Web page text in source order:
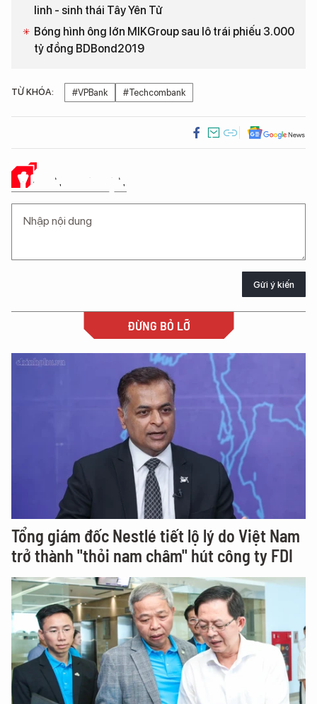
linh - sinh thái Tây Yên Tử
Bóng hình ông lớn MIKGroup sau lô trái phiếu 3.000
tỷ đồng BDBond2019
TỪ KHÓA: #VPBank #Techcombank
Ý KIẾN CỦA BẠN
Gửi ý kiến
ĐỪNG BỎ LỠ
Tổng giám đốc Nestlé tiết lộ lý do Việt Nam
trở thành "thỏi nam châm" hút công ty FDI